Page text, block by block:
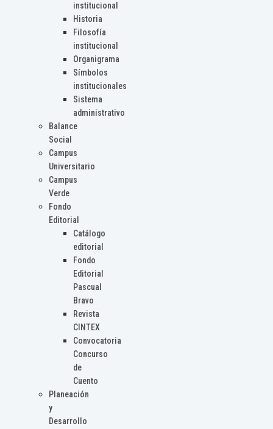
institucional
Historia
Filosofía
institucional
Organigrama
Símbolos
institucionales
Sistema
administrativo
Balance
Social
Campus
Universitario
Campus
Verde
Fondo
Editorial
Catálogo
editorial
Fondo
Editorial
Pascual
Bravo
Revista
CINTEX
Convocatoria
Concurso
de
Cuento
Planeación
y
Desarrollo